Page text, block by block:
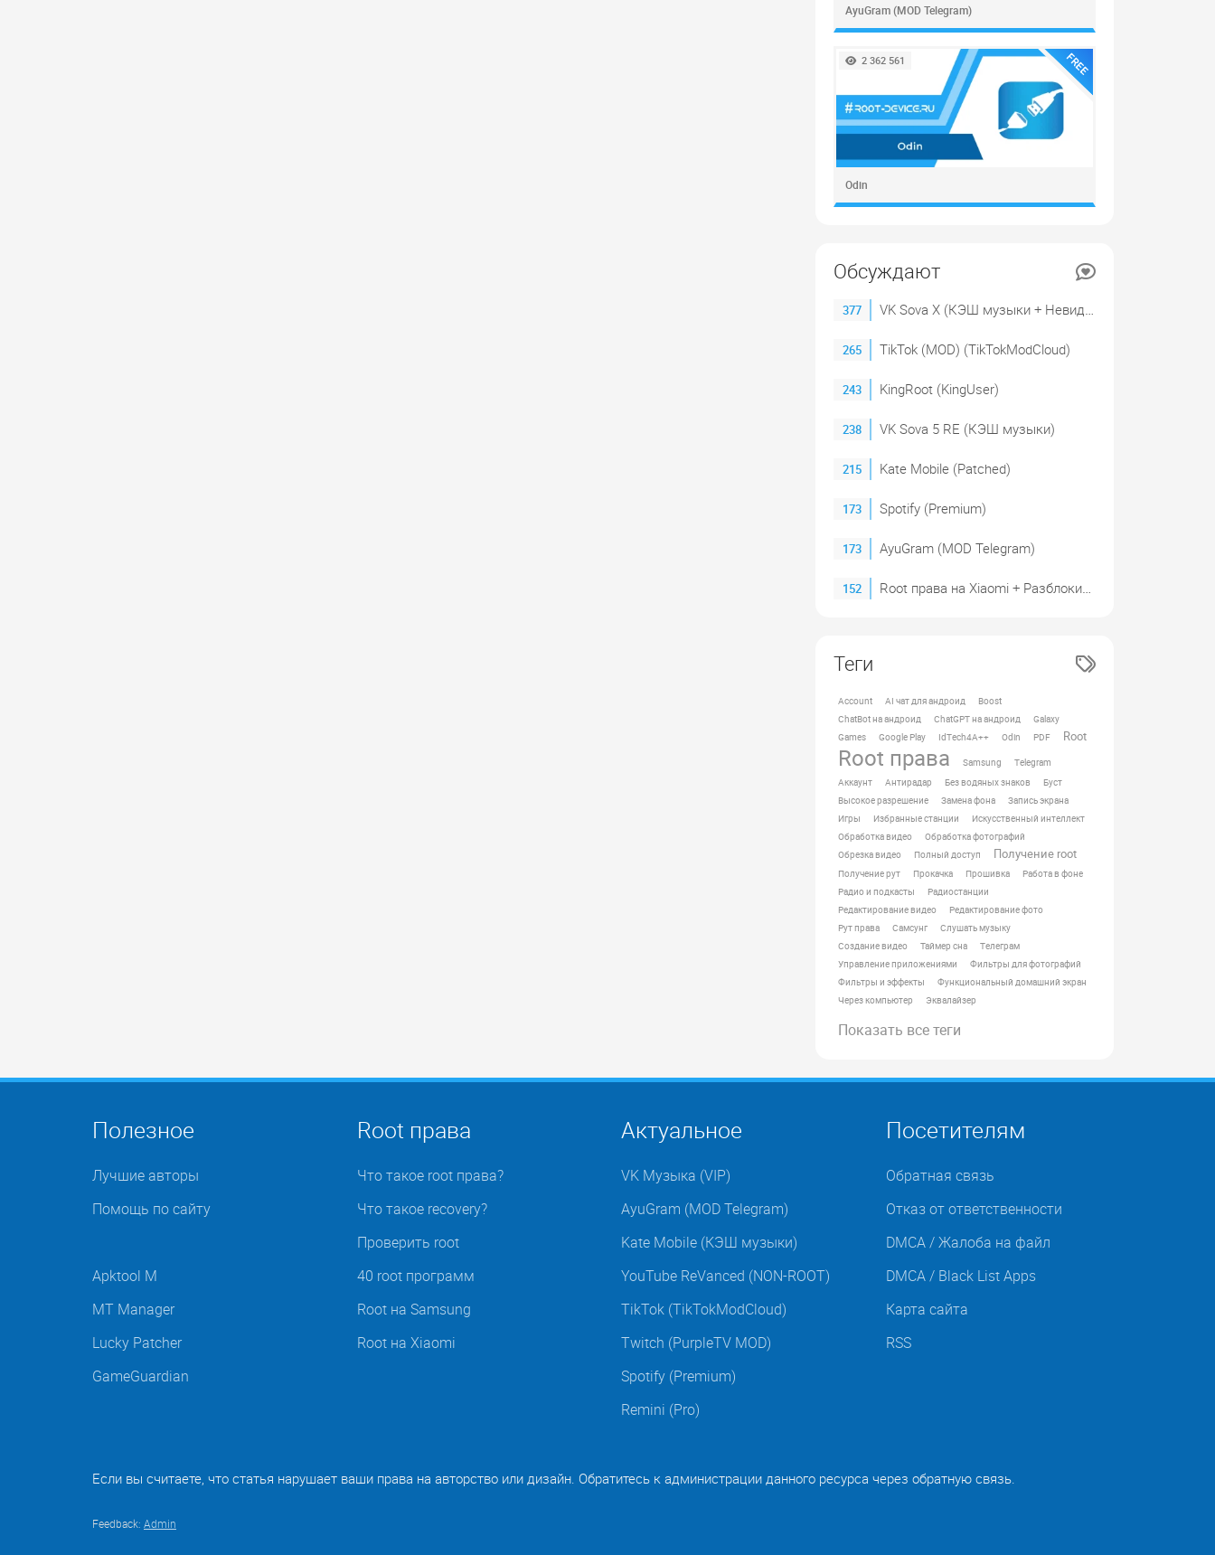
AyuGram (MOD Telegram)
FREE
2 362 561
Odin
Обсуждают
377 VK Sova X (КЭШ музыки + Невидимка)
265 TikTok (MOD) (TikTokModCloud)
243 KingRoot (KingUser)
238 VK Sova 5 RE (КЭШ музыки)
215 Kate Mobile (Patched)
173 Spotify (Premium)
173 AyuGram (MOD Telegram)
152 Root права на Xiaomi + Разблокировка загрузчика (2023)
Теги
Account AI чат для андроид
Boost
ChatBot на андроид
ChatGPT на андроид
Galaxy
Games
Google Play IdTech4A++ Odin PDF Root
Root права Samsung
Telegram
Аккаунт
Антирадар Без водяных знаков
Буст
Высокое разрешение
Замена фона
Запись экрана
Игры
Избранные станции
Искусственный интеллект
Обработка видео
Обработка фотографий
Обрезка видео
Полный доступ Получение root
Получение рут Прокачка Прошивка
Работа в фоне
Радио и подкасты
Радиостанции
Редактирование видео
Редактирование фото
Рут права
Самсунг
Слушать музыку
Создание видео
Таймер сна
Телеграм
Управление приложениями
Фильтры для фотографий
Фильтры и эффекты
Функциональный домашний экран
Через компьютер
Эквалайзер
Показать все теги
Полезное
Лучшие авторы
Помощь по сайту
Apktool M
MT Manager
Lucky Patcher
GameGuardian
Root права
Что такое root права?
Что такое recovery?
Проверить root
40 root программ
Root на Samsung
Root на Xiaomi
Актуальное
VK Музыка (VIP)
AyuGram (MOD Telegram)
Kate Mobile (КЭШ музыки)
YouTube ReVanced (NON-ROOT)
TikTok (TikTokModCloud)
Twitch (PurpleTV MOD)
Spotify (Premium)
Remini (Pro)
Посетителям
Обратная связь
Отказ от ответственности
DMCA / Жалоба на файл
DMCA / Black List Apps
Карта сайта
RSS
Если вы считаете, что статья нарушает ваши права на авторство или дизайн. Обратитесь к администрации данного ресурса через обратную связь.
Feedback: Admin